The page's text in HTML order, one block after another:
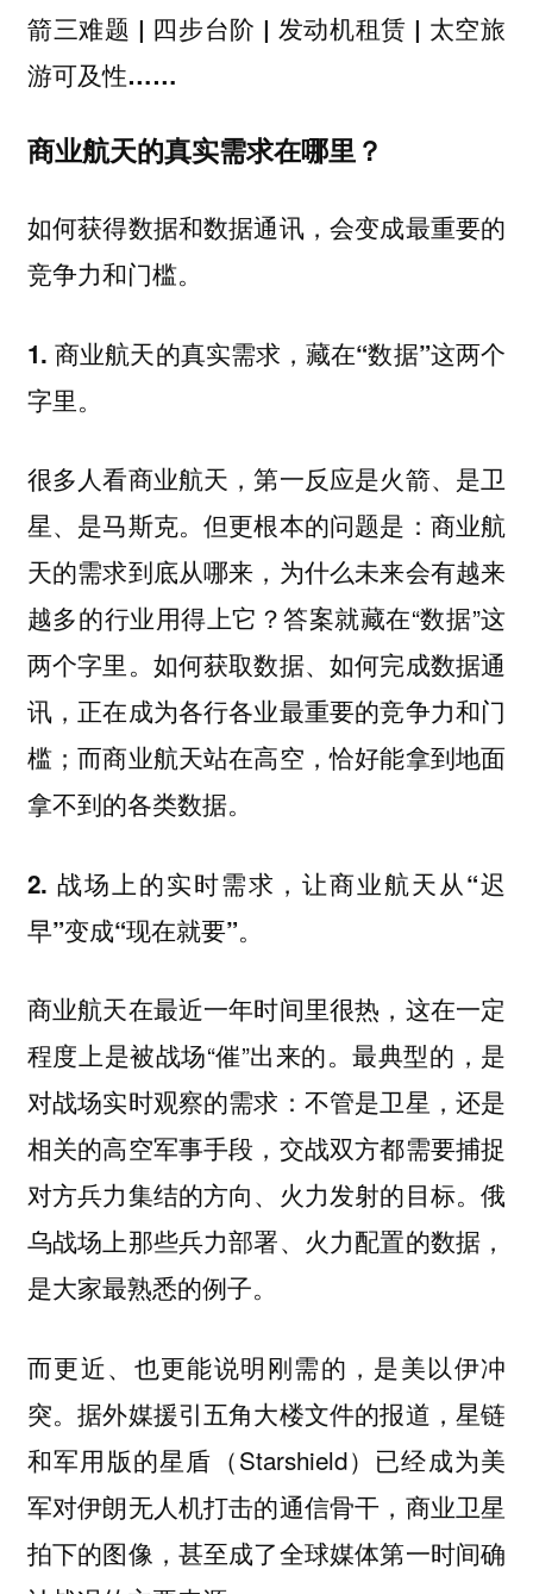
箭三难题 | 四步台阶 | 发动机租赁 | 太空旅
游可及性……
商业航天的真实需求在哪里？
如何获得数据和数据通讯，会变成最重要的
竞争力和门槛。
1. 商业航天的真实需求，藏在“数据”这两个
字里。
很多人看商业航天，第一反应是火箭、是卫
星、是马斯克。但更根本的问题是：商业航
天的需求到底从哪来，为什么未来会有越来
越多的行业用得上它？答案就藏在“数据”这
两个字里。如何获取数据、如何完成数据通
讯，正在成为各行各业最重要的竞争力和门
槛；而商业航天站在高空，恰好能拿到地面
拿不到的各类数据。
2. 战场上的实时需求，让商业航天从“迟
早”变成“现在就要”。
商业航天在最近一年时间里很热，这在一定
程度上是被战场“催”出来的。最典型的，是
对战场实时观察的需求：不管是卫星，还是
相关的高空军事手段，交战双方都需要捕捉
对方兵力集结的方向、火力发射的目标。俄
乌战场上那些兵力部署、火力配置的数据，
是大家最熟悉的例子。
而更近、也更能说明刚需的，是美以伊冲
突。据外媒援引五角大楼文件的报道，星链
和军用版的星盾（Starshield）已经成为美
军对伊朗无人机打击的通信骨干，商业卫星
拍下的图像，甚至成了全球媒体第一时间确